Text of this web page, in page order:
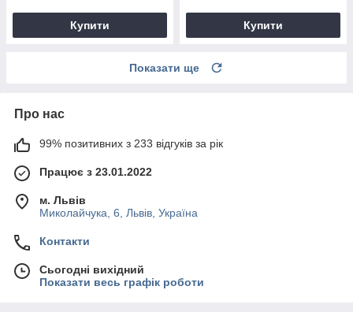
Купити Купити
Показати ще
Про нас
99% позитивних з 233 відгуків за рік
Працює з 23.01.2022
м. Львів
Миколайчука, 6, Львів, Україна
Контакти
Сьогодні вихідний
Показати весь графік роботи